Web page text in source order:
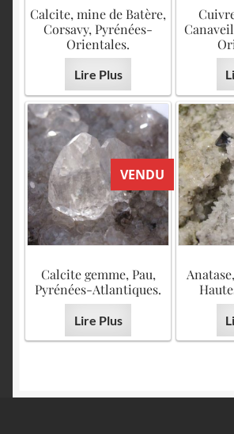
Calcite, mine de Batère,
Corsavy, Pyrénées-
Orientales.
Lire Plus
VENDU
Calcite gemme, Pau,
Pyrénées-Atlantiques.
Lire Plus